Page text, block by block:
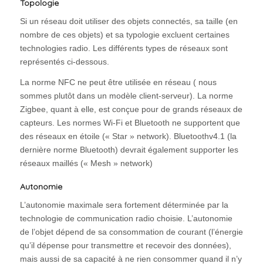
Topologie
Si un réseau doit utiliser des objets connectés, sa taille (en
nombre de ces objets) et sa typologie excluent certaines
technologies radio. Les différents types de réseaux sont
représentés ci-dessous.
La norme NFC ne peut être utilisée en réseau ( nous
sommes plutôt dans un modèle client-serveur). La norme
Zigbee, quant à elle, est conçue pour de grands réseaux de
capteurs. Les normes Wi-Fi et Bluetooth ne supportent que
des réseaux en étoile (« Star » network). Bluetoothv4.1 (la
dernière norme Bluetooth) devrait également supporter les
réseaux maillés (« Mesh » network)
Autonomie
L’autonomie maximale sera fortement déterminée par la
technologie de communication radio choisie. L’autonomie
de l’objet dépend de sa consommation de courant (l’énergie
qu’il dépense pour transmettre et recevoir des données),
mais aussi de sa capacité à ne rien consommer quand il n’y